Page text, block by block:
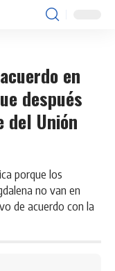
en
después
del Unión
porque los
no van en
de acuerdo con la